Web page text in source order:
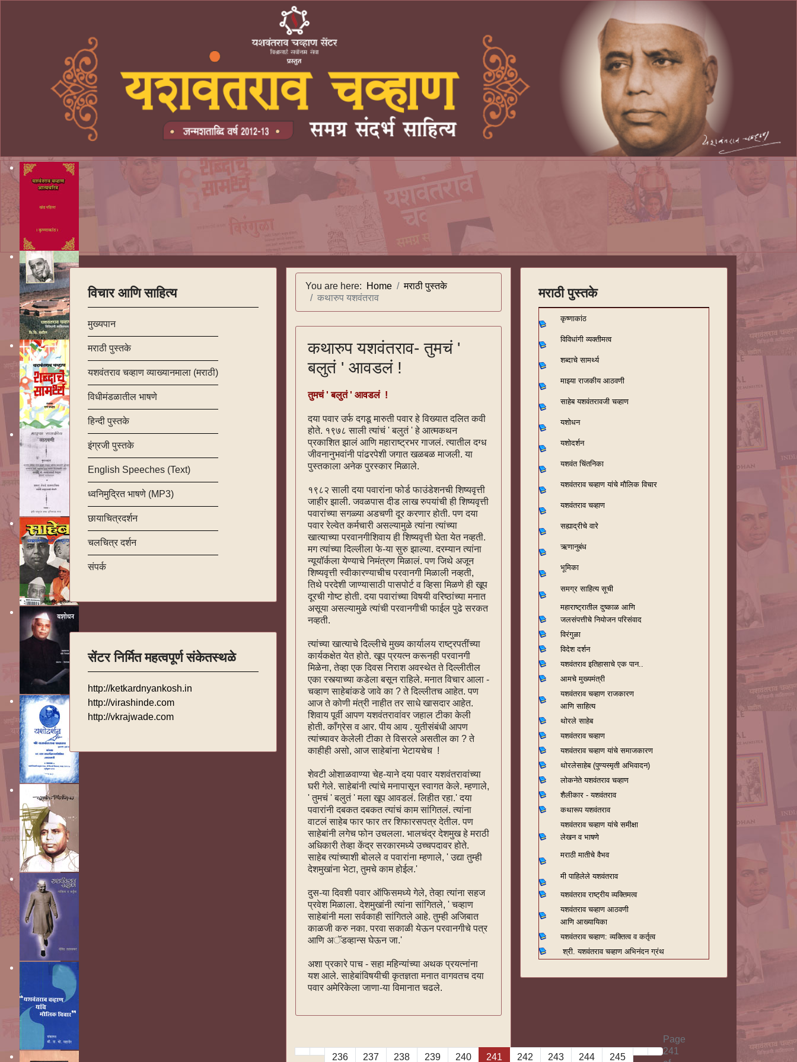
विचार आणि साहित्य
मुख्यपान
मराठी पुस्तके
यशवंतराव चव्हाण व्याख्यानमाला (मराठी)
विधीमंडळातील भाषणे
हिन्दी पुस्तके
इंग्रजी पुस्तके
English Speeches (Text)
ध्वनिमुद्रित भाषणे (MP3)
छायाचित्रदर्शन
चलचित्र दर्शन
संपर्क
सेंटर निर्मित महत्वपूर्ण संकेतस्थळे
http://ketkardnyankosh.in
http://virashinde.com
http://vkrajwade.com
You are here: Home
मराठी पुस्तके
कथारुप यशवंतराव
कथारुप यशवंतराव- तुमचं '
बलुतं ' आवडलं !
तुमचं ' बलुतं ' आवडलं !
दया पवार उर्फ दगडू मारुती पवार हे विख्यात दलित कवी
होते. १९७८ साली त्यांचं ' बलुतं ' हे आत्मकथन
प्रकाशित झालं आणि महाराष्ट्रभर गाजलं. त्यातील दग्ध
जीवनानुभवांनी पांढरपेशी जगात खळबळ माजली. या
पुस्तकाला अनेक पुरस्कार मिळाले.
१९८२ साली दया पवारांना फोर्ड फाउंडेशनची शिष्यवृत्ती
जाहीर झाली. जवळपास दीड लाख रुपयांची ही शिष्यवृत्ती
पवारांच्या सगळ्या अडचणी दूर करणार होती. पण दया
पवार रेल्वेत कर्मचारी असल्यामुळे त्यांना त्यांच्या
खात्याच्या परवानगीशिवाय ही शिष्यवृत्ती घेता येत नव्हती.
मग त्यांच्या दिल्लीला फे-या सुरु झाल्या. दरम्यान त्यांना
न्यूयॉर्कला येण्याचे निमंत्रण मिळालं. पण जिथे अजून
शिष्यवृत्ती स्वीकारण्याचीच परवानगी मिळाली नव्हती,
तिथे परदेशी जाण्यासाठी पासपोर्ट व व्हिसा मिळणे ही खूप
दूरची गोष्ट होती. दया पवारांच्या विषयी वरिष्ठांच्या मनात
असूया असल्यामुळे त्यांची परवानगीची फाईल पुढे सरकत
नव्हती.
त्यांच्या खात्याचे दिल्लीचे मुख्य कार्यालय राष्ट्रपतींच्या
कार्यकक्षेत येत होते. खूप प्रयत्न करूनही परवानगी
मिळेना, तेव्हा एक दिवस निराश अवस्थेत ते दिल्लीतील
एका रस्त्याच्या कडेला बसून राहिले. मनात विचार आला -
चव्हाण साहेबांकडे जावे का ? ते दिल्लीतच आहेत. पण
आज ते कोणी मंत्री नाहीत तर साधे खासदार आहेत.
शिवाय पूर्वी आपण यशवंतरावांवर जहाल टीका केली
होती. काँग्रेस व आर. पीय आय . युतीसंबंधी आपण
त्यांच्यावर केलेली टीका ते विसरले असतील का ? ते
काहीही असो, आज साहेबांना भेटायचेच !
शेवटी ओशाळवाण्या चेह-याने दया पवार यशवंतरावांच्या
घरी गेले. साहेबांनी त्यांचे मनापासून स्वागत केले. म्हणाले,
' तुमचं ' बलुतं ' मला खूप आवडलं. लिहीत रहा.' दया
पवारांनी दबकत दबकत त्यांचं काम सांगितलं. त्यांना
वाटलं साहेब फार फार तर शिफारसपत्र देतील. पण
साहेबांनी लगेच फोन उचलला. भालचंद्र देशमुख हे मराठी
अधिकारी तेव्हा केंद्र सरकारमध्ये उच्चपदावर होते.
साहेब त्यांच्याशी बोलले व पवारांना म्हणाले, ' उद्या तुम्ही
देशमुखांना भेटा, तुमचे काम होईल.'
दुस-या दिवशी पवार ऑफिसमध्ये गेले, तेव्हा त्यांना सहज
प्रवेश मिळाला. देशमुखांनी त्यांना सांगितले, ' चव्हाण
साहेबांनी मला सर्वकाही सांगितले आहे. तुम्ही अजिबात
काळजी करु नका. परवा सकाळी येऊन परवानगीचे पत्र
आणि अॅडव्हान्स घेऊन जा.'
अशा प्रकारे पाच - सहा महिन्यांच्या अथक प्रयत्नांना
यश आले. साहेबांविषयीची कृतज्ञता मनात वागवतच दया
पवार अमेरिकेला जाणा-या विमानात चढले.
236 237 238 239 240 241 242 243 244 245
Page
241
मराठी पुस्तके
कृष्णाकांठ
विविधांगी व्यक्तीमत्व
शब्दाचे सामर्थ्य
माझ्या राजकीय आठवणी
साहेब यशवंतरावजी चव्हाण
यशोधन
यशोदर्शन
यशवंत चिंतनिका
यशवंतराव चव्हाण यांचे मौलिक विचार
यशवंतराव चव्हाण
सह्याद्रीचे वारे
ऋणानुबंध
भूमिका
समग्र साहित्य सूची
महाराष्ट्रातील दुष्काळ आणि
जलसंपत्तीचे नियोजन परिसंवाद
विरंगुळा
विदेश दर्शन
यशवंतराव इतिहासाचे एक पान..
आमचे मुख्यमंत्री
यशवंतराव चव्हाण राजकारण
आणि साहित्य
थोरले साहेब
यशवंतराव चव्हाण
यशवंतराव चव्हाण यांचे समाजकारण
थोरलेसाहेब (पुण्यस्मृती अभिवादन)
लोकनेते यशवंतराव चव्हाण
शैलीकार - यशवंतराव
कथारूप यशवंतराव
यशवंतराव चव्हाण यांचे समीक्षा
लेखन व भाषणे
मराठी मातीचे वैभव
मी पाहिलेले यशवंतराव
यशवंतराव राष्ट्रीय व्यक्तिमत्व
यशवंतराव चव्हाण आठवणी
आणि आख्यायिका
यशवंतराव चव्हाण: व्यक्तित्व व कर्तृत्व
श्री. यशवंतराव चव्हाण अभिनंदन ग्रंथ